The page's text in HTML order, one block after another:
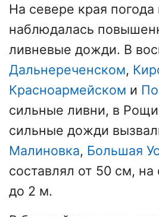
На севере края
наблюдалась
ливневые дожди. В
Дальнереченском,
Красноармейском и
сильные ливни, в
сильные дожди
Малиновка, Большая
составлял от 50 см,
до 2 м.